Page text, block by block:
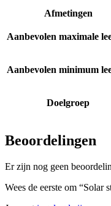
Afmetingen
Aanbevolen maximale
Aanbevolen minimum
Doelgroep
Beoordelingen
Er zijn nog geen
Wees de eerste om